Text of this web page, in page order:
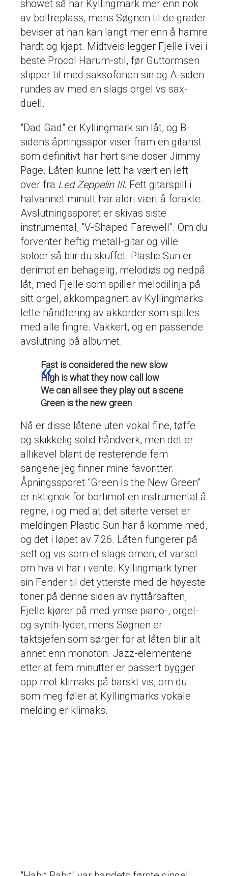
showet så har Kyllingmark mer enn nok
av boltreplass, mens Søgnen til de grader
beviser at han kan langt mer enn å hamre
hardt og kjapt. Midtveis legger Fjelle i vei i
beste Procol Harum-stil, før Guttormsen
slipper til med saksofonen sin og A-siden
rundes av med en slags orgel vs sax-
duell.
"Dad Gad" er Kyllingmark sin låt, og B-
sidens åpningsspor viser fram en gitarist
som definitivt har hørt sine doser Jimmy
Page. Låten kunne lett ha vært en left
over fra Led Zeppelin III. Fett gitarspill i
halvannet minutt har aldri vært å forakte.
Avslutningssporet er skivas siste
instrumental, "V-Shaped Farewell". Om du
forventer heftig metall-gitar og ville
soloer så blir du skuffet. Plastic Sun er
derimot en behagelig, melodiøs og nedpå
låt, med Fjelle som spiller melodilinja på
sitt orgel, akkompagnert av Kyllingmarks
lette håndtering av akkorder som spilles
med alle fingre. Vakkert, og en passende
avslutning på albumet.
Fast is considered the new slow
High is what they now call low
We can all see they play out a scene
Green is the new green
Nå er disse låtene uten vokal fine, tøffe
og skikkelig solid håndverk, men det er
allikevel blant de resterende fem
sangene jeg finner mine favoritter.
Åpningssporet "Green Is the New Green"
er riktignok for bortimot en instrumental å
regne, i og med at det siterte verset er
meldingen Plastic Sun har å komme med,
og det i løpet av 7:26. Låten fungerer på
sett og vis som et slags omen, et varsel
om hva vi har i vente. Kyllingmark tyner
sin Fender til det ytterste med de høyeste
toner på denne siden av nyttårsaften,
Fjelle kjører på med ymse piano-, orgel-
og synth-lyder, mens Søgnen er
taktsjefen som sørger for at låten blir alt
annet enn monoton. Jazz-elementene
etter at fem minutter er passert bygger
opp mot klimaks på barskt vis, om du
som meg føler at Kyllingmarks vokale
melding er klimaks.